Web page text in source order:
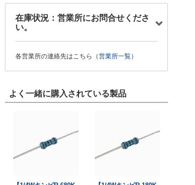
在庫状況：営業所にお問合せくださ
い。
各営業所の連絡先はこちら（営業所一覧 ）
よく一緒に購入されている製品